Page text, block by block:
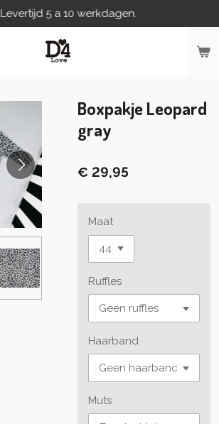
Levertijd 5 a 10 werkdagen.
Boxpakje Leopard
gray
€ 29,95
Maat
Ruffles
Haarband
Muts